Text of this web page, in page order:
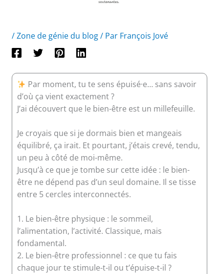
/Zone de génie du blog/ Par François Jové
Par moment, tu te sens épuisé·e… sans savoir
d’où ça vient exactement ?
J’ai découvert que le bien-être est un millefeuille.
Je croyais que si je dormais bien et mangeais
équilibré, ça irait. Et pourtant, j’étais crevé, tendu,
un peu à côté de moi-même.
Jusqu’à ce que je tombe sur cette idée : le bien-
être ne dépend pas d’un seul domaine. Il se tisse
entre 5 cercles interconnectés.
1. Le bien-être physique : le sommeil,
l’alimentation, l’activité. Classique, mais
fondamental.
2. Le bien-être professionnel : ce que tu fais
chaque jour te stimule-t-il ou t’épuise-t-il ?